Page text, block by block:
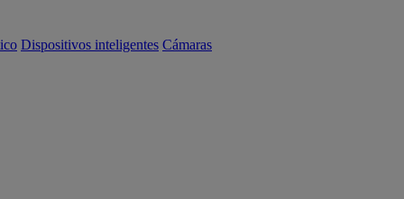
Dispositivos inteligentes Cámaras